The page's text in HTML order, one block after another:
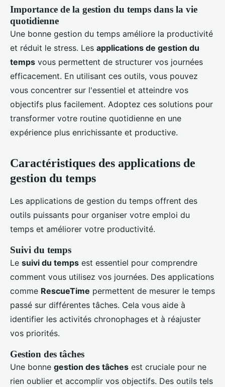
Importance de la gestion du temps dans la vie
quotidienne
Une bonne gestion du temps améliore la productivité
et réduit le stress. Les applications de gestion du
temps vous permettent de structurer vos journées
efficacement. En utilisant ces outils, vous pouvez
vous concentrer sur l'essentiel et atteindre vos
objectifs plus facilement. Adoptez ces solutions pour
transformer votre routine quotidienne en une
expérience plus enrichissante et productive.
Caractéristiques des applications de
gestion du temps
Les applications de gestion du temps offrent des
outils puissants pour organiser votre emploi du
temps et améliorer votre productivité.
Suivi du temps
Le suivi du temps est essentiel pour comprendre
comment vous utilisez vos journées. Des applications
comme RescueTime permettent de mesurer le temps
passé sur différentes tâches. Cela vous aide à
identifier les activités chronophages et à réajuster
vos priorités.
Gestion des tâches
Une bonne gestion des tâches est cruciale pour ne
rien oublier et accomplir vos objectifs. Des outils tels